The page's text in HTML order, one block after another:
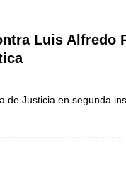
y el arte de un sastre
Luis Alfredo
de Justicia en segunda